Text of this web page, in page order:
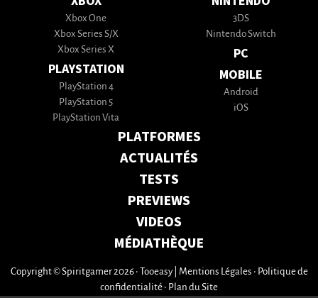
Xbox One
Xbox Series S/X
Xbox Series X
PLAYSTATION
PlayStation 4
PlayStation 5
PlayStation Vita
3DS
Nintendo Switch
PC
MOBILE
Android
iOS
PLATFORMES
ACTUALITÉS
TESTS
PREVIEWS
VIDEOS
MÉDIATHÈQUE
Copyright © Spiritgamer 2026 • Tooeasy Mentions Légales • Politique de
confidentialité • Plan du Site